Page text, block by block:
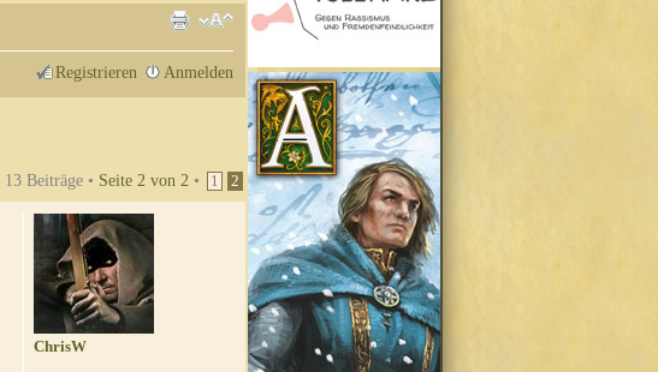
Registrieren Anmelden
13 Beiträge • Seite 2 von 2 • 1 2
ChrisW